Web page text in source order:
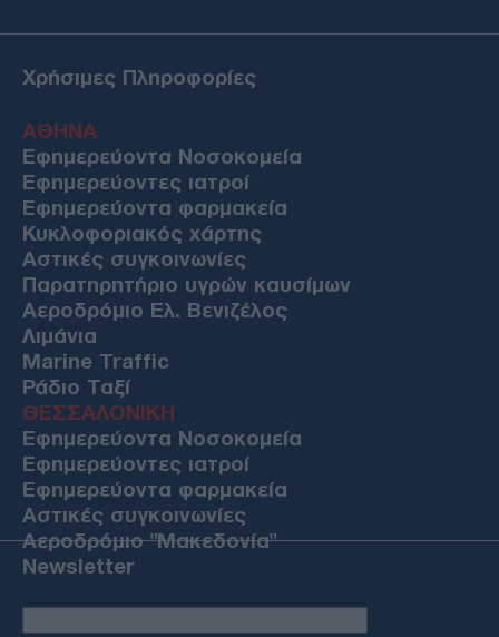
Χρήσιμες Πληροφορίες
ΑΘΗΝΑ
Εφημερεύοντα Νοσοκομεία
Εφημερεύοντες ιατροί
Εφημερεύοντα φαρμακεία
Κυκλοφοριακός χάρτης
Αστικές συγκοινωνίες
Παρατηρητήριο υγρών καυσίμων
Αεροδρόμιο Ελ. Βενιζέλος
Λιμάνια
Marine Traffic
Ράδιο Ταξί
ΘΕΣΣΑΛΟΝΙΚΗ
Εφημερεύοντα Νοσοκομεία
Εφημερεύοντες ιατροί
Εφημερεύοντα φαρμακεία
Αστικές συγκοινωνίες
Αεροδρόμιο "Μακεδονία"
Newsletter